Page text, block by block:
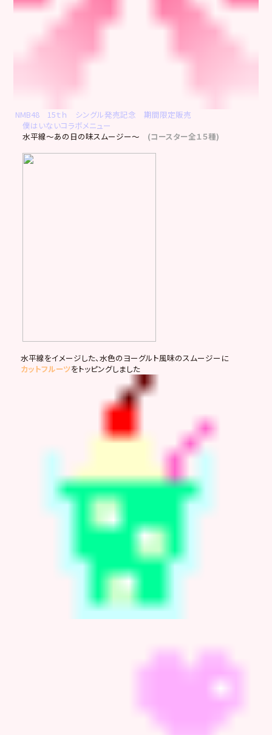
NMB48 15ｔｈ シングル発売記念 期間限定販売
僕はいないコラボメニュー
水平線～あの日の味スムージー～ (コースター全１５種)
水平線をイメージした、水色のヨーグルト風味のスムージーに
カットフルーツをトッピングしました